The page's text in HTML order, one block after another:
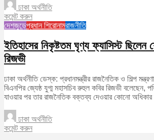
ঢাকা অর্থনীতি
কমেন্ট করুন
দেশজুড়েপ্রধান শিরোনামরাজনীতি
ইতিহাসের নিকৃষ্টতম ঘৃণ্য ফ্যাসিস্ট ছিলেন
রিজভী
ঢাকা অর্থনীতি ডেস্ক: প্রধানমন্ত্রীর রাজনৈতিক ও শিল্প
বিএনপির জ্যেষ্ঠ যুগ্ম মহাসচিব রুহুল কবির রিজভী বলেছেন,
যাওয়ার পর তার রাজনৈতিক বক্তব্য দেওয়ার কোনো
ঢাকা অর্থনীতি
কমেন্ট করুন